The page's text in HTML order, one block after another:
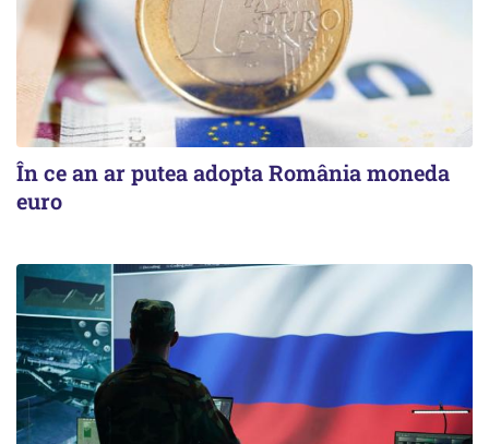
În ce an ar putea adopta România moneda
euro